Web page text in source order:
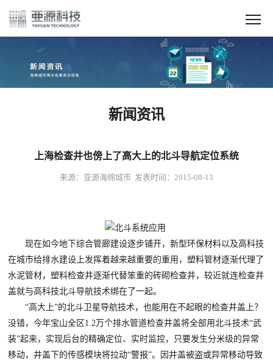
新闻资讯
上海检查井也傍上了高大上的北斗导航定位系统
来源：亚源海绵城市 发表时间：2015-08-13
现在如今地下综合管廊建设逐步铺开，新型环保材料以及高科技
在城市给排水建设上发挥着越来越重要的重用，塑料管材逐渐代理了
水泥管材，塑料检查井逐渐代替笨重的砖砌检查井，较近就连检查井
盖就与高科技北斗导航技术绑在了一起。
“高大上”的北斗卫星导航技术，也能用在不起眼的检查井盖上？
没错，今年宝山全区1.2万个排水管道检查井盖将全部用北斗技术“武
装”起来，实现后台的精确定位、实时监控，只要发生分米级的异常
移动，井盖下的传感模块将拉动“警报”。因井盖被盗或异常移动导致